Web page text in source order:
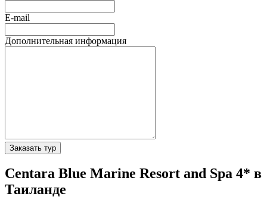
E-mail
Дополнительная информация
Заказать тур
Centara Blue Marine Resort and Spa 4* в
Таиланде